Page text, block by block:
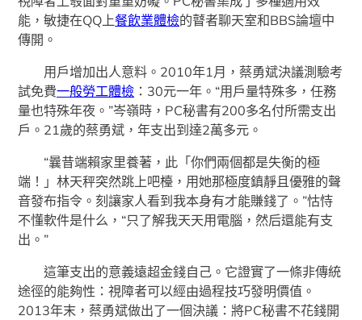
能，敏捷在QQ上餐飲業體檢的瞽者聊天室和BBS論壇中
傳開。
用戶增加出人意料。2010年1月，蔡勇斌決議測驗考
試免費一般勞工體檢 ：30元一年。“用戶量特殊多，任務
量也特殊年夜。”岑嶺時，PC秘書有200多名付所需支出
戶。21歲的蔡勇斌，年支出到達2萬多元。
“曩昔端賴家里養著，此「你們兩個都是失衡的極
端！」林天秤突然跳上吧檯，用她那極度鎮靜且優雅的聲
音發布指令。刻讓家人看到我本身有才能賺錢了。”怙恃
不懂軟件是什么，“只了解我天天用電腦，然后還能有支
出。”
這筆支出的意義遠超金錢自己。它證實了一條非傳統
途徑的能夠性：視障者可以經由過程技巧發明價值。
2013年末，蔡勇斌做出了一個決議：將PC秘書不花錢開